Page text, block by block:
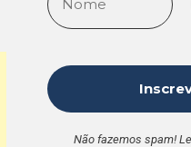
Não fazemos spam!